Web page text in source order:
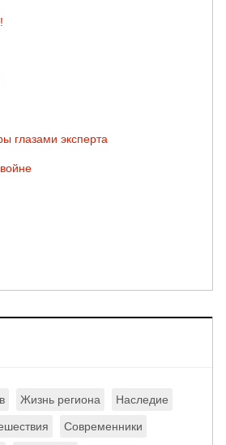
глазами эксперта
Жизнь региона Наследие
Современники